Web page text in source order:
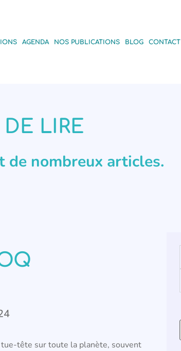
AGENDA NOS PUBLICATIONS BLOG CONTACT
LIRE
de nombreux articles.
tue-tête sur toute la planète, souvent